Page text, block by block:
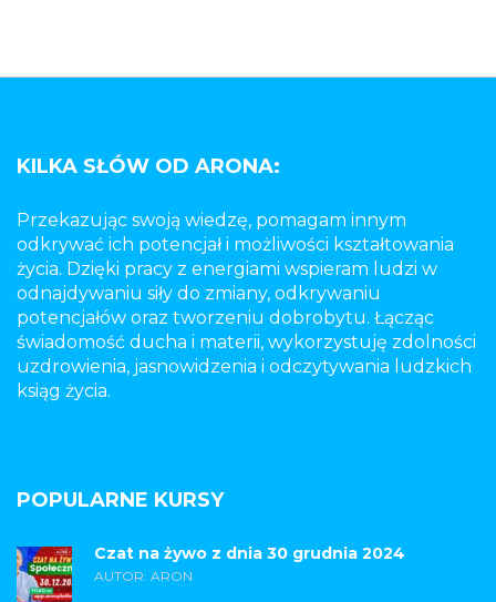
KILKA SŁÓW OD ARONA:
Przekazując swoją wiedzę, pomagam innym
odkrywać ich potencjał i możliwości kształtowania
życia. Dzięki pracy z energiami wspieram ludzi w
odnajdywaniu siły do zmiany, odkrywaniu
potencjałów oraz tworzeniu dobrobytu. Łącząc
świadomość ducha i materii, wykorzystuję zdolności
uzdrowienia, jasnowidzenia i odczytywania ludzkich
ksiąg życia.
POPULARNE KURSY
Czat na żywo z dnia 30 grudnia 2024
AUTOR: ARON